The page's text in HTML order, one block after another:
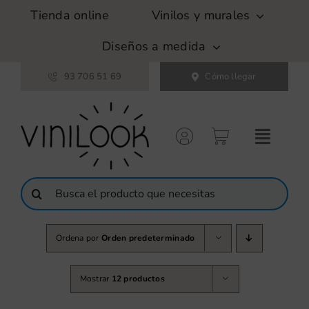
SaltarTienda online
Vinilos y murales
Diseños a medida
93 706 51 69 Cómo llegar
Buscar:
Ordena por Orden predeterminado
Mostrar 12 productos